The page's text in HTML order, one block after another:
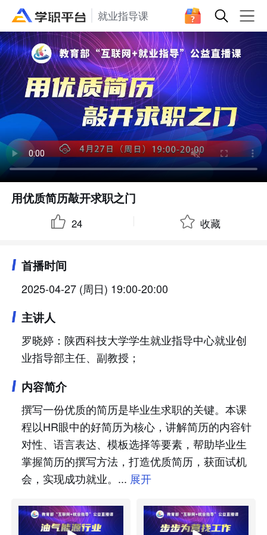
就业指导课
用优质简历敲开求职之门
24 收藏
首播时间
2025-04-27 (周日) 19:00-20:00
主讲人
罗晓婷：陕西科技大学学生就业指导中心就业创
业指导部主任、副教授；
内容简介
撰写一份优质的简历是毕业生求职的关键。本课
程以HR眼中的好简历为核心，讲解简历的内容针
对性、语言表达、模板选择等要素，帮助毕业生
掌握简历的撰写方法，打造优质简历，获面试机
会，实现成功就业。... 展开